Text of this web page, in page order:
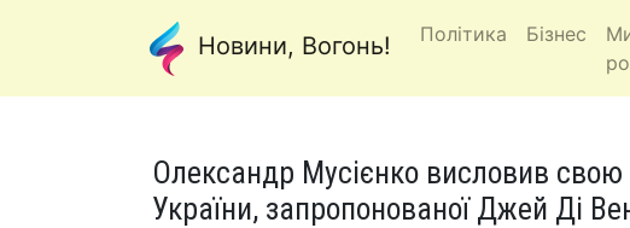
Новини, Вогонь! Політика Бізнес
Олександр Мусієнко висловив свою
України, запропонованої Джей Ді